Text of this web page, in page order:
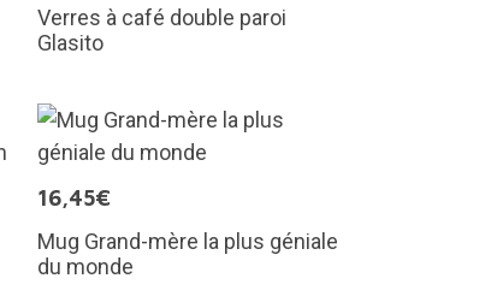
Verres à café double paroi
Glasito
16,45€
Mug Grand-mère la plus géniale
du monde